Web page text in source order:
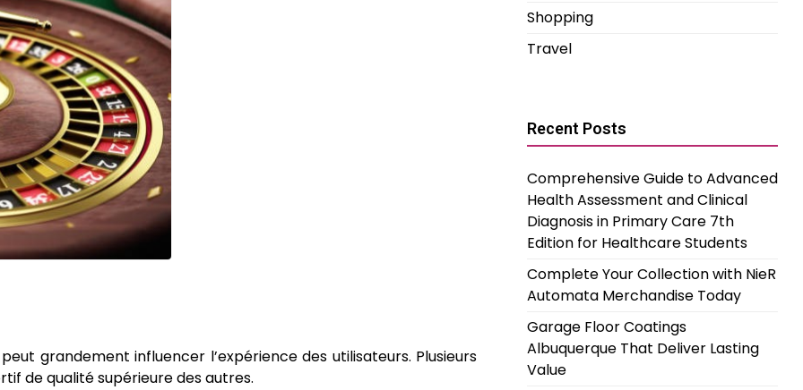
grandement influencer l’expérience des utilisateurs. Plusieurs
de qualité supérieure des autres.
Shopping
Travel
Recent Posts
Comprehensive Guide to Advanced
Health Assessment and Clinical
Diagnosis in Primary Care 7th
Edition for Healthcare Students
Complete Your Collection with NieR
Automata Merchandise Today
Garage Floor Coatings
Albuquerque That Deliver Lasting
Value